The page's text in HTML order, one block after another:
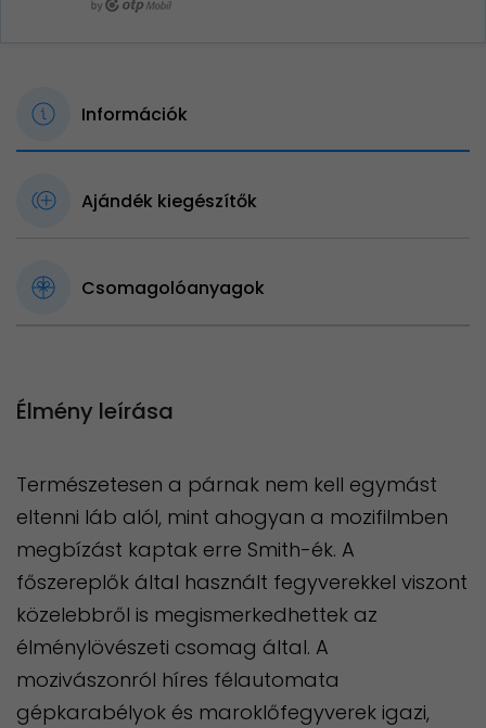
Információk
Ajándék kiegészítők
Csomagolóanyagok
Élmény leírása
Természetesen a párnak nem kell egymást
eltenni láb alól, mint ahogyan a mozifilmben
megbízást kaptak erre Smith-ék. A
főszereplők által használt fegyverekkel viszont
közelebbről is megismerkedhettek az
élménylövészeti csomag által. A
mozivászonról híres félautomata
gépkarabélyok és maroklőfegyverek igazi,